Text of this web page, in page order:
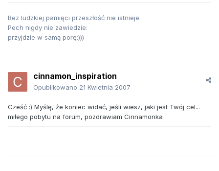
Bez ludzkiej pamięci przeszłość nie istnieje.
Pech nigdy nie zawiedzie:
przyjdzie w samą porę:)))
cinnamon_inspiration
Opublikowano 21 Kwietnia 2007
Cześć :) Myślę, że koniec widać, jeśli wiesz, jaki jest Twój cel...
miłego pobytu na forum, pozdrawiam Cinnamonka